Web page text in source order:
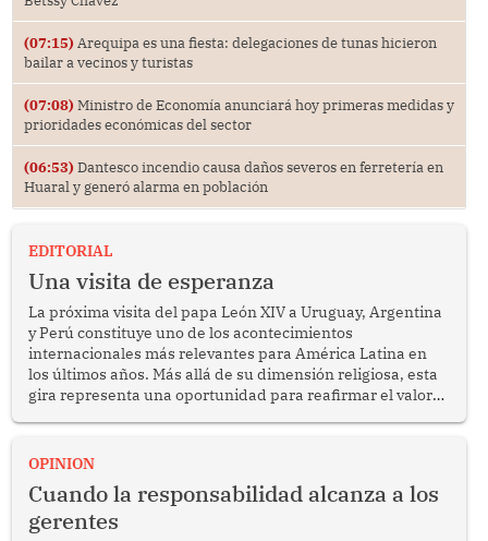
(07:15) Arequipa es una fiesta: delegaciones de tunas hicieron
bailar a vecinos y turistas
(07:08) Ministro de Economía anunciará hoy primeras medidas y
prioridades económicas del sector
(06:53) Dantesco incendio causa daños severos en ferretería en
Huaral y generó alarma en población
EDITORIAL
Una visita de esperanza
La próxima visita del papa León XIV a Uruguay, Argentina
y Perú constituye uno de los acontecimientos
internacionales más relevantes para América Latina en
los últimos años. Más allá de su dimensión religiosa, esta
gira representa una oportunidad para reafirmar el valor
enfrenta desafíos en materia de desarrollo, cohesión
OPINION
Cuando la responsabilidad alcanza a los
gerentes